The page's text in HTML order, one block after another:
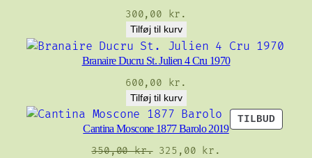
300,00 kr.
Tilføj til kurv
Branaire Ducru St. Julien 4 Cru 1970
600,00 kr.
Tilføj til kurv
TILBUDVARE
PÅ
Cantina Moscone 1877 Barolo 2019
350,00kr. Den
325,00 kr.